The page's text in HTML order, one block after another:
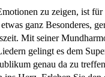
zu zeigen, ist für
ganz Besonderes,
Mit seiner
gelingt es dem
genau da zu